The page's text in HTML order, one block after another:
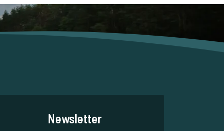
Newsletter